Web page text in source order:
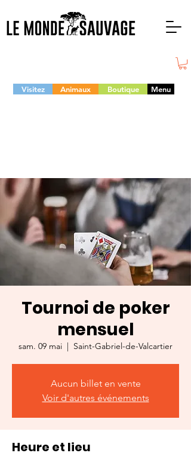
Visitez Animaux Boutique Menu
Tournoi de poker
mensuel
sam. 09 mai
  |
Saint-Gabriel-de-Valcartier
Aucun billet en vente
Voir d'autres événements
Heure et lieu